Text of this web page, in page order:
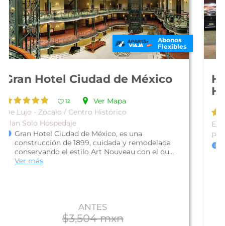
Abonos
Flexibles
Hotel San Francisco Centro
12
Ver Mapa
Económico - Zócalo / Centro Histórico
Plan Solo Hospedaje
El Hotel San Francisco Centro Histórico, es una
propiedad con un estilo rústico campestre; se
encuentra en el corazón de l...
ANTES
$1,135 mxn